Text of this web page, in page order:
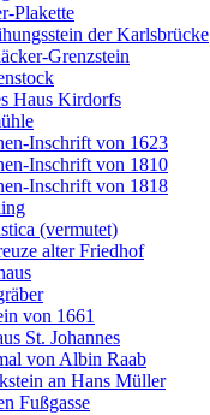
Plakette
der Karlsbrücke
Grenzstein
Haus Kirdorfs
Inschrift von 1623
Inschrift von 1810
Inschrift von 1818
(vermutet)
alter Friedhof
von 1661
St. Johannes
von Albin Raab
an Hans Müller
Fußgasse